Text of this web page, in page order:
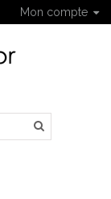
Mon compte